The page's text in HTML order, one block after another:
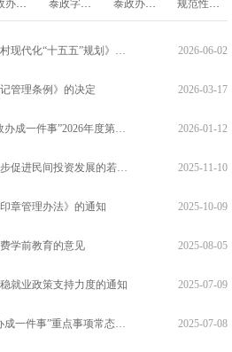
文件 泰政字文件 泰政办字文件 规范性文件
国务院关于印发《加快农业农村现代化“十五五”规划》的通知 2026-06-02
管理条例》的决定 2026-03-17
国务院办公厅关于印发《“高效办成一件事”2026年度第一批重点事... 2026-01-12
国务院办公厅印发《关于进一步促进民间投资发展的若干措施》的通知 2025-11-10
章管理办法》的通知 2025-10-09
学前教育的意见 2025-08-05
就业政策支持力度的通知 2025-07-09
国务院办公厅关于健全“高效办成一件事”重点事项常态化推进机制的意... 2025-07-08